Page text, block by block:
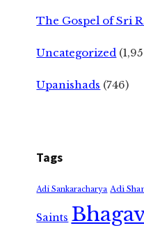
The Gospel of Sri
Uncategorized
Upanishads (746)
Tags
Adi Sankaracharya Adi
Saints